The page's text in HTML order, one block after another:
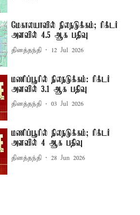
மேகாலயாவில் நிலநடுக்கம்; ரிக்டர்
அளவில் 4.5 ஆக பதிவு
தினத்தந்தி 12 Jul 2026
மணிப்பூரில் நிலநடுக்கம்: ரிக்டர்
அளவில் 3.1 ஆக பதிவு
தினத்தந்தி 03 Jul 2026
மணிப்பூரில் நிலநடுக்கம்; ரிக்டர்
அளவில் 4 ஆக பதிவு
தினத்தந்தி 28 Jun 2026